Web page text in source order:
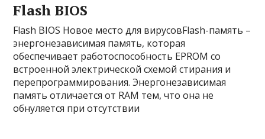
Flash BIOS
Flash BIOS Новое место для вирусовFlash-память –
энергонезависимая память, которая
обеспечивает работоспособность EPROM со
встроенной электрической схемой стирания и
перепрограммирования. Энергонезависимая
память отличается от RAM тем, что она не
обнуляется при отсутствии